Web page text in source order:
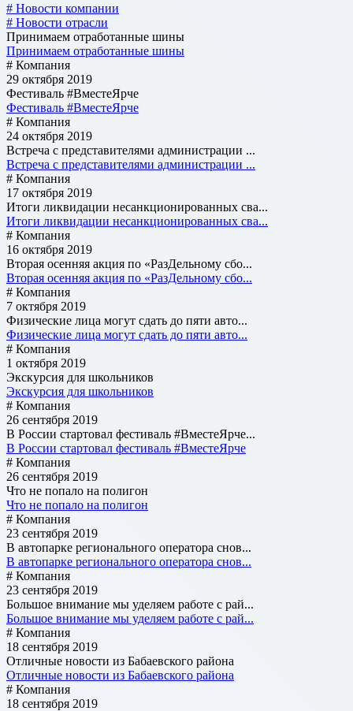
# Новости компании
# Новости отрасли
Принимаем отработанные шины
Принимаем отработанные шины
# Компания
29 октября 2019
Фестиваль #ВместеЯрче
Фестиваль #ВместеЯрче
# Компания
24 октября 2019
Встреча с представителями администрации ...
Встреча с представителями администрации ...
# Компания
17 октября 2019
Итоги ликвидации несанкционированных сва...
Итоги ликвидации несанкционированных сва...
# Компания
16 октября 2019
Вторая осенняя акция по «РазДельному сбо...
Вторая осенняя акция по «РазДельному сбо...
# Компания
7 октября 2019
Физические лица могут сдать до пяти авто...
Физические лица могут сдать до пяти авто...
# Компания
1 октября 2019
Экскурсия для школьников
Экскурсия для школьников
# Компания
26 сентября 2019
В России стартовал фестиваль #ВместеЯрче...
В России стартовал фестиваль #ВместеЯрче
# Компания
26 сентября 2019
Что не попало на полигон
Что не попало на полигон
# Компания
23 сентября 2019
В автопарке регионального оператора снов...
В автопарке регионального оператора снов...
# Компания
23 сентября 2019
Большое внимание мы уделяем работе с рай...
Большое внимание мы уделяем работе с рай...
# Компания
18 сентября 2019
Отличные новости из Бабаевского района
Отличные новости из Бабаевского района
# Компания
18 сентября 2019